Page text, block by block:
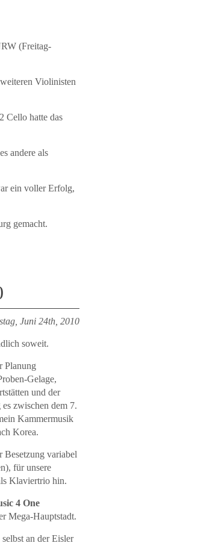
(Freitag-
Violinisten
Cello hatte das
andere als
ein voller Erfolg,
gemacht.
Juni 24th, 2010
soweit.
Planung
Gelage,
und der
zwischen dem 7.
Kammermusik
Korea.
Besetzung variabel
für unsere
Klaviertrio hin.
4 One
Mega-Hauptstadt.
an der Eisler